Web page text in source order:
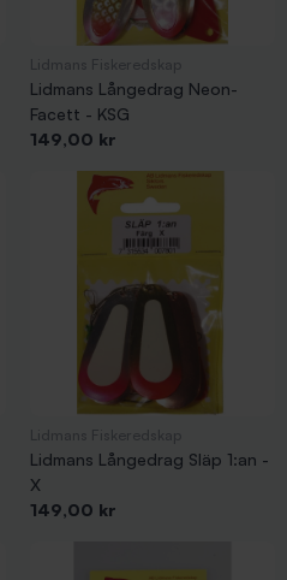
Lidmans Långedrag Neon-
Facett - KSG
Pris
149,00 kr
Lidmans Långedrag Släp 1:an -
X
Pris
149,00 kr